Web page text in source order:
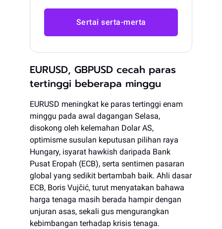
Sertai serta-merta
EURUSD, GBPUSD cecah paras
tertinggi beberapa minggu
EURUSD meningkat ke paras tertinggi enam
minggu pada awal dagangan Selasa,
disokong oleh kelemahan Dolar AS,
optimisme susulan keputusan pilihan raya
Hungary, isyarat hawkish daripada Bank
Pusat Eropah (ECB), serta sentimen pasaran
global yang sedikit bertambah baik. Ahli dasar
ECB, Boris Vujčić, turut menyatakan bahawa
harga tenaga masih berada hampir dengan
unjuran asas, sekali gus mengurangkan
kebimbangan terhadap krisis tenaga.